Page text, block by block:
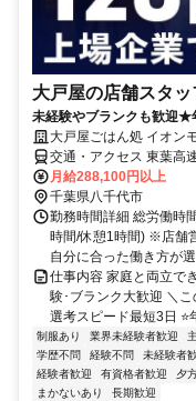
大戸屋の店舗スタッ
未経験やブランクも歓迎
大戸屋ごはん処 イオン
交通・アクセス 東葉高
月給288,100円以上
千葉県八千代市
勤務時間詳細 総労働時
時間/休憩1時間) ※店舗
自分に合った働き方が
仕事内容 家庭と両立で
験･ブランク大歓迎 ＼こ
選考スピード最短3日
制服あり 業界未経験者歓迎
学歴不問
経験不問 未経験者
経験者歓迎
有資格者歓迎 夕
まかないあり
長期歓迎